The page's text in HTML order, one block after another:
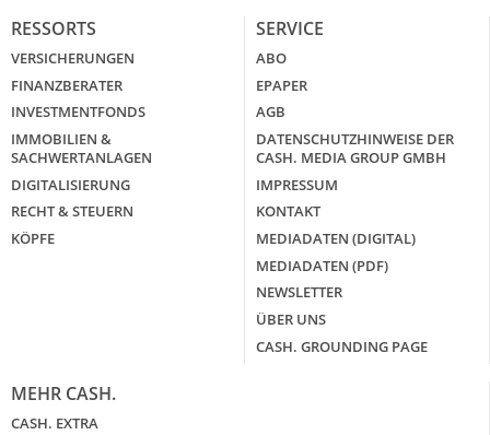
RESSORTS
VERSICHERUNGEN
FINANZBERATER
INVESTMENTFONDS
IMMOBILIEN &
SACHWERTANLAGEN
DIGITALISIERUNG
RECHT & STEUERN
KÖPFE
SERVICE
ABO
EPAPER
AGB
DATENSCHUTZHINWEISE DER
CASH. MEDIA GROUP GMBH
IMPRESSUM
KONTAKT
MEDIADATEN (DIGITAL)
MEDIADATEN (PDF)
NEWSLETTER
ÜBER UNS
CASH. GROUNDING PAGE
MEHR CASH.
CASH. EXTRA